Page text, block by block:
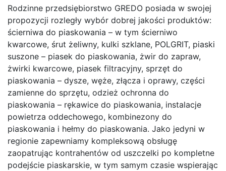
Rodzinne przedsiębiorstwo GREDO posiada w swojej
propozycji rozległy wybór dobrej jakości produktów:
ścierniwa do piaskowania – w tym ścierniwo
kwarcowe, śrut żeliwny, kulki szklane, POLGRIT, piaski
suszone – piasek do piaskowania, żwir do zapraw,
żwirki kwarcowe, piasek filtracyjny, sprzęt do
piaskowania – dysze, węże, złącza i oprawy, części
zamienne do sprzętu, odzież ochronna do
piaskowania – rękawice do piaskowania, instalacje
powietrza oddechowego, kombinezony do
piaskowania i hełmy do piaskowania. Jako jedyni w
regionie zapewniamy kompleksową obsługę
zaopatrując kontrahentów od uszczelki po kompletne
podejście piaskarskie, w tym samym czasie wspierając